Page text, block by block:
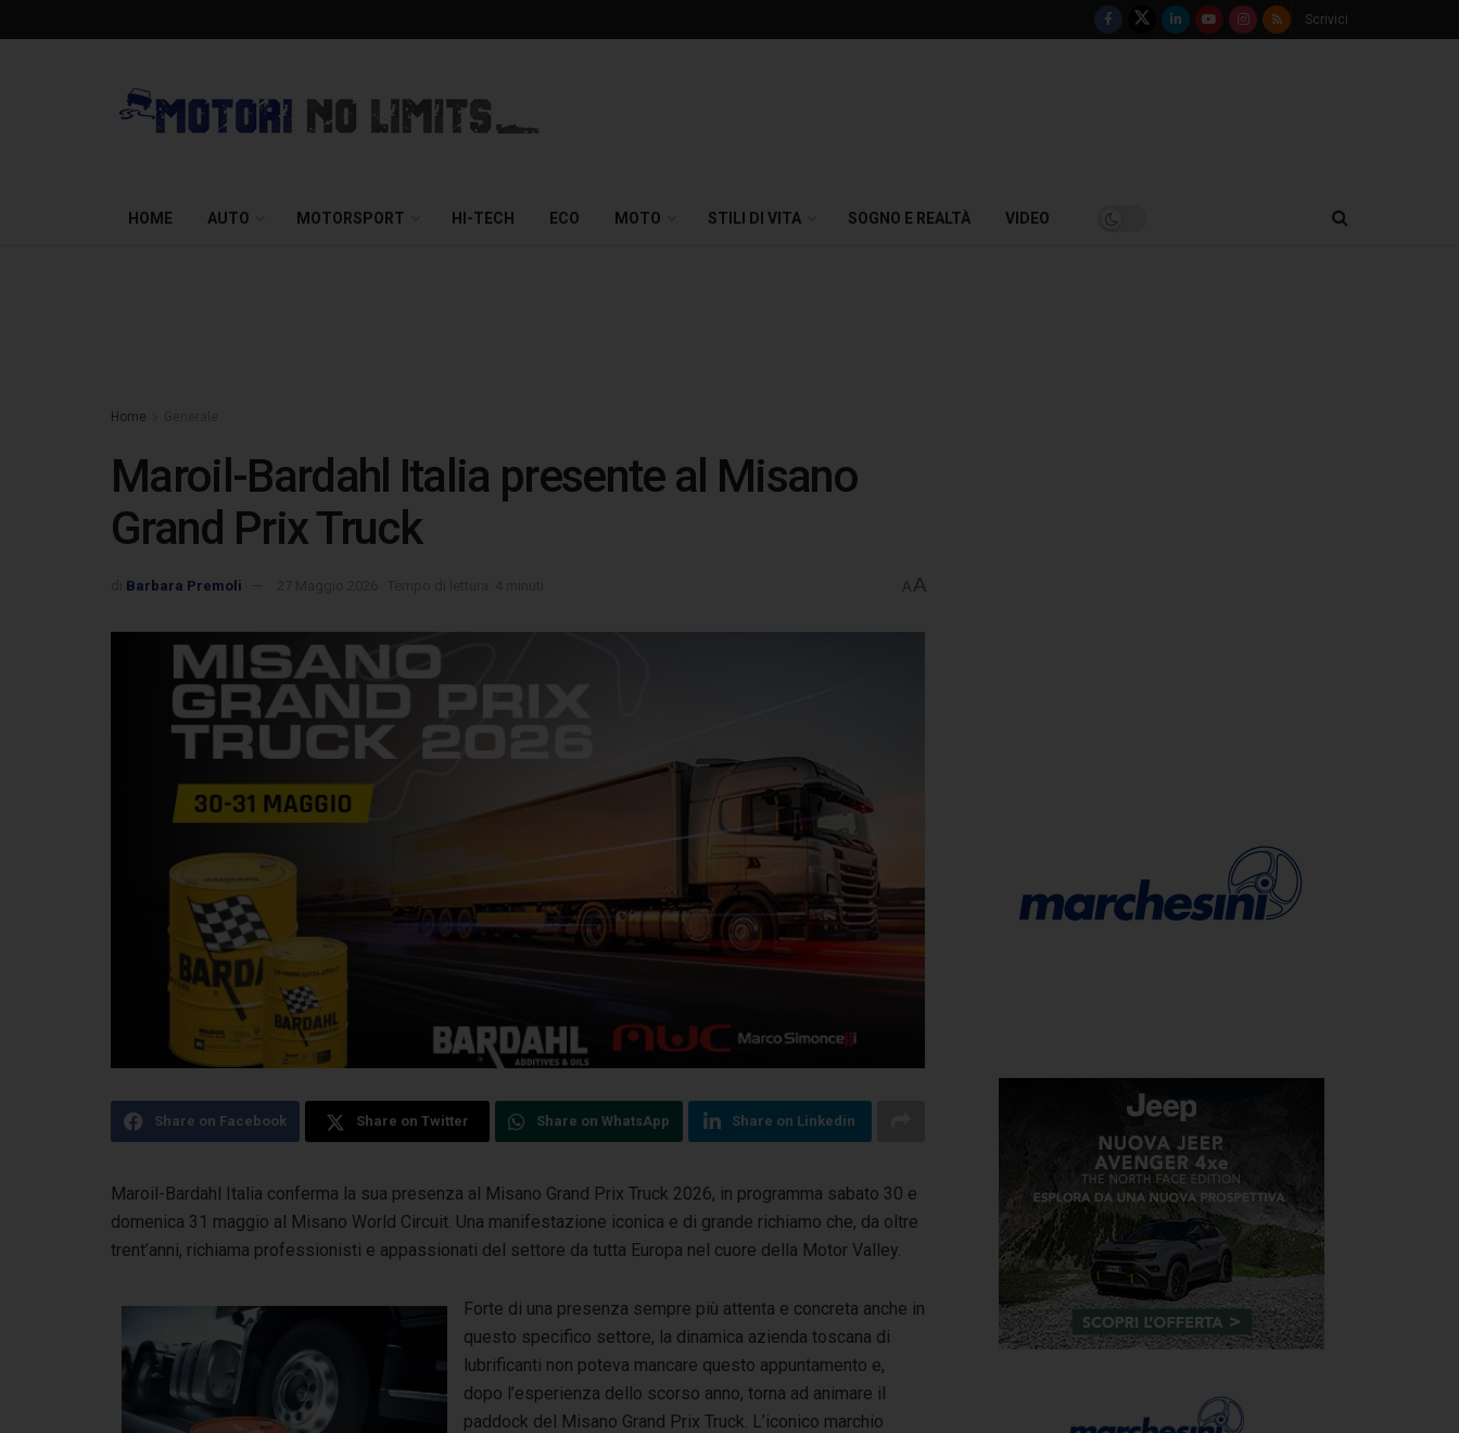
Scrivici
HOME AUTO MOTORSPORT HI-TECH ECO MOTO STILI DI VITA SOGNO E REALTÀ VIDEO
Home
Maroil-Bardahl Italia presente al Misano
Grand Prix Truck
Barbara Premoli A A
Share on Facebook Share on Twitter Share on WhatsApp Share on Linkedin
Maroil-Bardahl Italia conferma la sua presenza al Misano Grand Prix Truck 2026, in programma sabato 30 e
domenica 31 maggio al Misano World Circuit. Una manifestazione iconica e di grande richiamo che, da oltre
trent’anni, richiama professionisti e appassionati del settore da tutta Europa nel cuore della Motor Valley.
Forte di una presenza sempre più attenta e concreta anche in
questo specifico settore, la dinamica azienda toscana di
lubrificanti non poteva mancare questo appuntamento e,
dopo l’esperienza dello scorso anno, torna ad animare il
paddock del Misano Grand Prix Truck. L’iconico marchio